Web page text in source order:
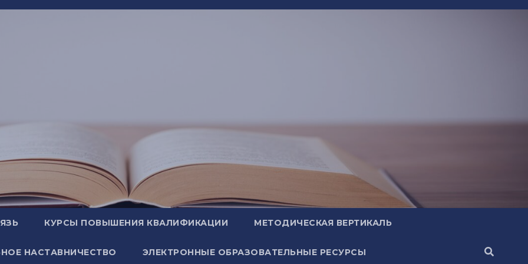
КУРСЫ ПОВЫШЕНИЯ КВАЛИФИКАЦИИ МЕТОДИЧЕСКАЯ ВЕРТИКАЛЬ
НАСТАВНИЧЕСТВО ЭЛЕКТРОННЫЕ ОБРАЗОВАТЕЛЬНЫЕ РЕСУРСЫ